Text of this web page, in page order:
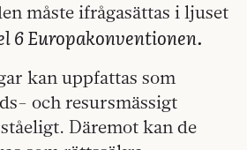
måste ifrågasättas i ljuset
6 Europakonventionen.
kan uppfattas som
och resursmässigt
Däremot kan de